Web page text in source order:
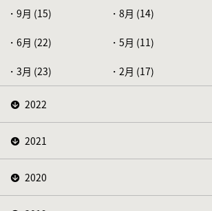
9月 (15) 8月 (14)
6月 (22) 5月 (11)
3月 (23) 2月 (17)
2022
2021
2020